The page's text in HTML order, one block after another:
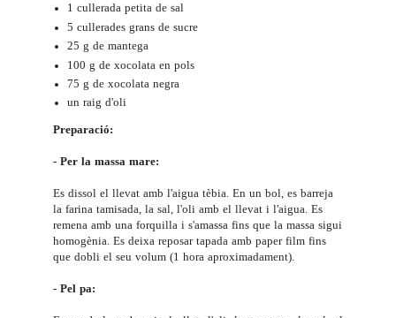
1 cullerada petita de sal
5 cullerades grans de sucre
25 g de mantega
100 g de xocolata en pols
75 g de xocolata negra
un raig d'oli
Preparació:
- Per la massa mare:
Es dissol el llevat amb l'aigua tèbia. En un bol, es barreja
la farina tamisada, la sal, l'oli amb el llevat i l'aigua. Es
remena amb una forquilla i s'amassa fins que la massa sigui
homogènia. Es deixa reposar tapada amb paper film fins
que dobli el seu volum (1 hora aproximadament).
- Pel pa: